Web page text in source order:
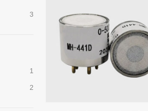
3
1
2